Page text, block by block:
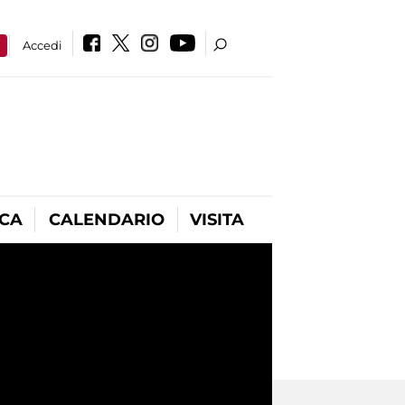
Accedi
CALENDARIO VISITA